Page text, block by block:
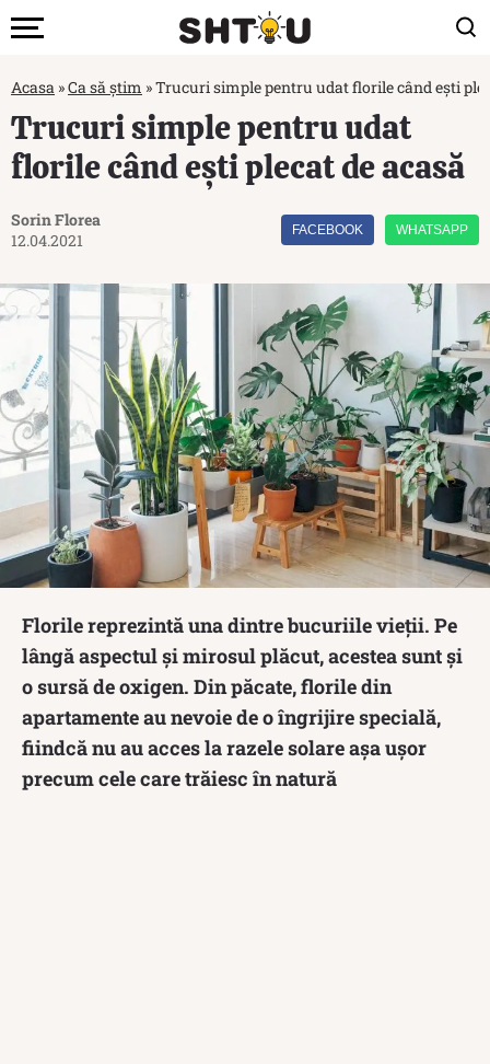
Acasa »Ca să știm »Trucuri simple pentru udat florile când ești
Trucuri simple pentru udat
florile când ești plecat de acasă
Sorin Florea
12.04.2021
FACEBOOK WHATSAPP
Florile reprezintă una dintre bucuriile vieții. Pe
lângă aspectul și mirosul plăcut, acestea sunt și
o sursă de oxigen. Din păcate, florile din
apartamente au nevoie de o îngrijire specială,
fiindcă nu au acces la razele solare așa ușor
precum cele care trăiesc în natură